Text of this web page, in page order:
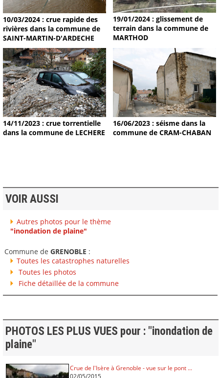
10/03/2024 : crue rapide des
rivières dans la commune de
SAINT-MARTIN-D'ARDECHE
19/01/2024 : glissement de
terrain dans la commune de
MARTHOD
14/11/2023 : crue torrentielle
dans la commune de LECHERE
16/06/2023 : séisme dans la
commune de CRAM-CHABAN
VOIR AUSSI
Autres photos pour le thème
"inondation de plaine"
Commune de GRENOBLE :
Toutes les catastrophes naturelles
Toutes les photos
Fiche détaillée de la commune
PHOTOS LES PLUS VUES pour : "inondation de
plaine"
Crue de l'Isère à Grenoble - vue sur le pont ...